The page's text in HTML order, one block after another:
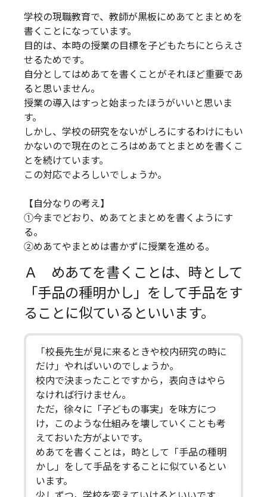
学校の現職教育で、教師が黒板にめあてとまとめを
書くことになっています。
目的は、本時の授業の目標を子どもたちにとらえさ
せるためです。
自分としてはめあてを書くことがそれほど重要であ
ると思いません。
授業の導入はすっと始まったほうがいいと思いま
す。
しかし、学校の研究をないがしろにするわけにもい
かないので現在のところはめあてとまとめを書くこ
とを続けています。
この対応でよろしいでしょうか。
【自分なりの考え】
①今までどおり、めあてとまとめを書くようにす
る。
②めあてやまとめは書かずに授業を進める。
Ａ めあてを書くことは、時として
「手品の種明かし」をして手品をす
ることに似ているといいます。
「校長先生が見に来るときや校内研究の時に
だけ」やればいいのでしょうか。
校内で決まったことですから，表向きはやら
なければ行けません。
ただ，徐々に「子どもの事実」を味方につ
け，このような仕組みを壊していくことも考
えておいた方がよいです。
めあてを書くことは，時として「手品の種明
かし」をして手品をすることに似ているとい
います。